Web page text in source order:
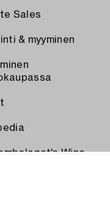
Sales
& myyminen
Wine